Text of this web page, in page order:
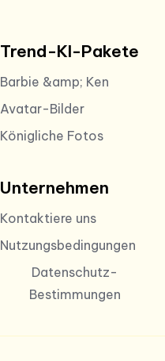
Trend-KI-Pakete
Barbie &amp; Ken
Avatar-Bilder
Königliche Fotos
Unternehmen
Kontaktiere uns
Nutzungsbedingungen
Datenschutz-
Bestimmungen